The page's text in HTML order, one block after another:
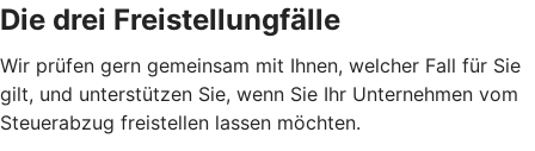
Die drei Freistellungfälle
Wir prüfen gern gemeinsam mit Ihnen, welcher Fall für Sie
gilt, und unterstützen Sie, wenn Sie Ihr Unternehmen vom
Steuerabzug freistellen lassen möchten.